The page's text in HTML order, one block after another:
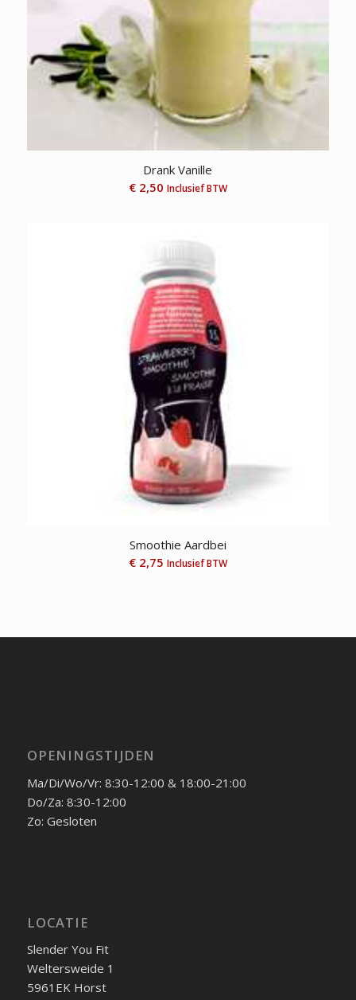
Drank Vanille
€2,50 Inclusief BTW
Smoothie Aardbei
€2,75 Inclusief BTW
OPENINGSTIJDEN
Ma/Di/Wo/Vr: 8:30-12:00 & 18:00-21:00
Do/Za: 8:30-12:00
Zo: Gesloten
LOCATIE
Slender You Fit
Weltersweide 1
5961EK Horst